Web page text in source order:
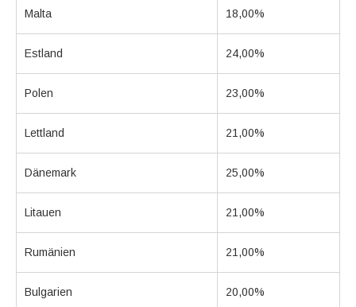
Malta 18,00%
Estland 24,00%
Polen 23,00%
Lettland 21,00%
Dänemark 25,00%
Litauen 21,00%
Rumänien 21,00%
Bulgarien 20,00%